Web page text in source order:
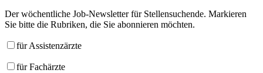
Der wöchentliche Job-Newsletter für Stellensuchende. Markieren
Sie bitte die Rubriken, die Sie abonnieren möchten.
für Assistenzärzte
für Fachärzte